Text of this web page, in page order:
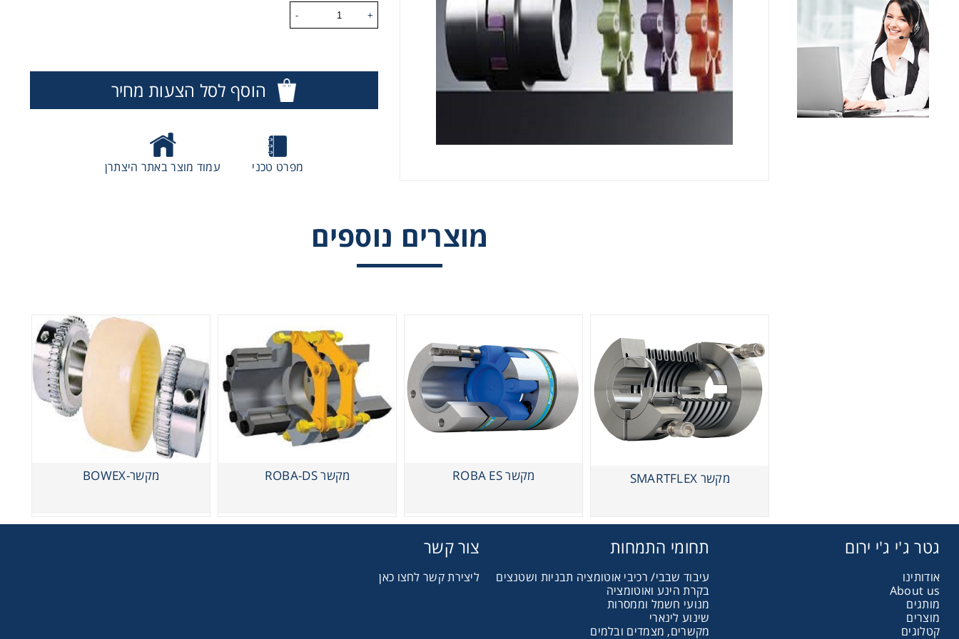
+
-
הוסף לסל הצעות מחיר
מפרט טכני עמוד מוצר באתר היצתרן
מוצרים נוספים
מקשר SMARTFLEX מקשר ROBA ES מקשר ROBA-DS מקשר-BOWEX
גטר ג'י ג'י ירום
אודותינו
About us
מותגים
מוצרים
קטלוגים
תחומי התמחות
עיבוד שבבי/ רכיבי אוטומציה תבניות ושטנצים
בקרת הינע ואוטומציה
מנועי חשמל וממסרות
שינוע לינארי
מקשרים, מצמדים ובלמים
צור קשר
ליצירת קשר לחצו כאן
שרשראות, גלגלי שרשרת וגלגלי שיניים
רצועות וי, רצועות תזמון וגלגלים